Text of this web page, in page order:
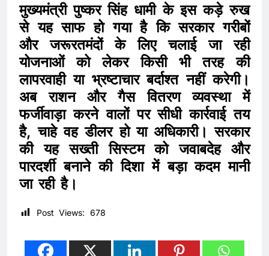
मुख्यमंत्री पुष्कर सिंह धामी के इस कड़े रुख
से यह साफ हो गया है कि सरकार गरीबों
और जरूरतमंदों के लिए चलाई जा रही
योजनाओं को लेकर किसी भी तरह की
लापरवाही या भ्रष्टाचार बर्दाश्त नहीं करेगी।
अब राशन और गैस वितरण व्यवस्था में
फर्जीवाड़ा करने वालों पर सीधी कार्रवाई तय
है, चाहे वह डीलर हो या अधिकारी। सरकार
की यह सख्ती सिस्टम को जवाबदेह और
पारदर्शी बनाने की दिशा में बड़ा कदम मानी
जा रही है।
Post Views: 678